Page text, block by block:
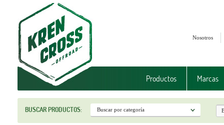
Nosotros
Productos Marcas
BUSCAR PRODUCTOS: